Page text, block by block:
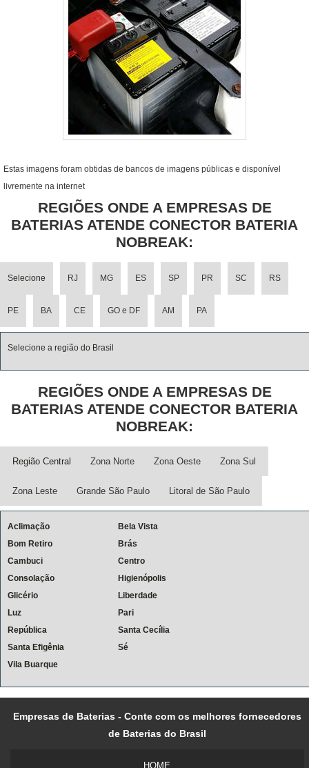
Estas imagens foram obtidas de bancos de imagens públicas e disponível
livremente na internet
REGIÕES ONDE A EMPRESAS DE
BATERIAS ATENDE CONECTOR BATERIA
NOBREAK:
Selecione RJ MG ES SP PR SC RS
PE BA CE GO e DF AM PA
Selecione a região do Brasil
REGIÕES ONDE A EMPRESAS DE
BATERIAS ATENDE CONECTOR BATERIA
NOBREAK:
Região Central Zona Norte Zona Oeste Zona Sul
Zona Leste Grande São Paulo Litoral de São Paulo
Aclimação
Bela Vista
Bom Retiro
Brás
Cambuci
Centro
Consolação
Higienópolis
Glicério
Liberdade
Luz
Pari
República
Santa Cecília
Santa Efigênia
Sé
Vila Buarque
Empresas de Baterias - Conte com os melhores fornecedores
de Baterias do Brasil
HOME